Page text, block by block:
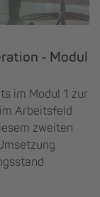
- Modul
im Modul 1 zur
Arbeitsfeld
zweiten